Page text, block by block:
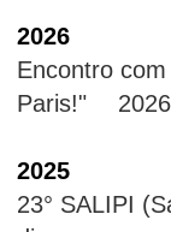
2026
Encontro
Paris!" 2026
2025
23° SALIPI